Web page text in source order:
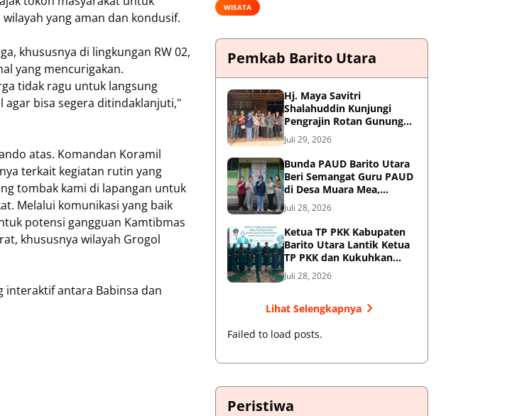
yang aman dan kondusif.
khususnya di lingkungan RW 02,
yang mencurigakan.
tidak ragu untuk langsung
bisa segera ditindaklanjuti,"
atas. Komandan Koramil
terkait kegiatan rutin yang
tombak kami di lapangan untuk
Melalui komunikasi yang baik
potensi gangguan Kamtibmas
khususnya wilayah Grogol
interaktif antara Babinsa dan
WISATA
Pemkab Barito Utara
Hj. Maya Savitri
Shalahuddin Kunjungi
Pengrajin Rotan Gunung
Purei, Dorong HAKI dan
Penguatan UMKM Berbasis
Kearifan Lokal
Juli 29, 2026
Bunda PAUD Barito Utara
Beri Semangat Guru PAUD
di Desa Muara Mea,
Gunung Purei
Juli 28, 2026
Ketua TP PKK Kabupaten
Barito Utara Lantik Ketua
TP PKK dan Kukuhkan
Bunda PAUD 9 Kecamatan
Juli 28, 2026
Lihat Selengkapnya
Failed to load posts.
Peristiwa